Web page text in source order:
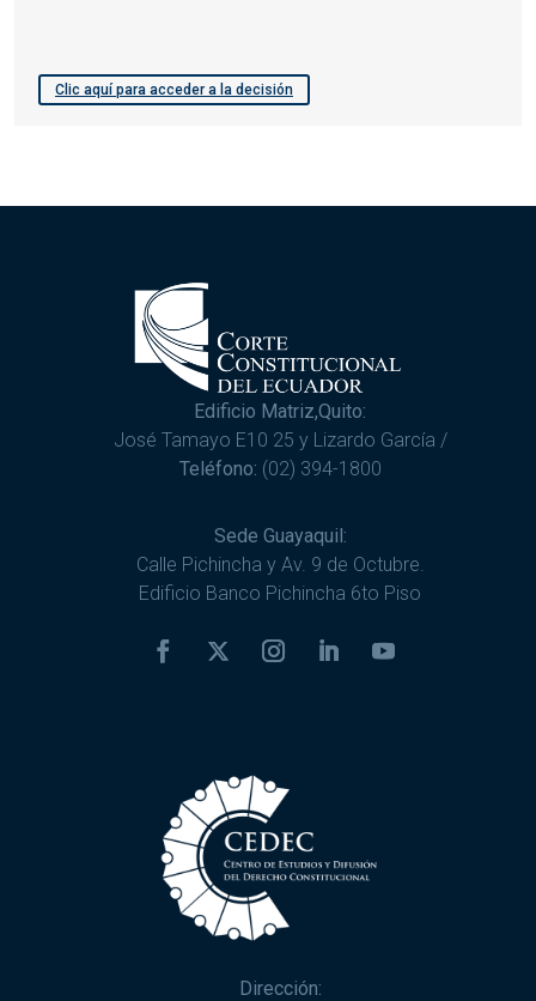
Clic aquí para acceder a la decisión
Edificio Matriz,Quito:
José Tamayo E10 25 y Lizardo García /
Teléfono: (02) 394-1800
Sede Guayaquil:
Calle Pichincha y Av. 9 de Octubre.
Edificio Banco Pichincha 6to Piso
Dirección: